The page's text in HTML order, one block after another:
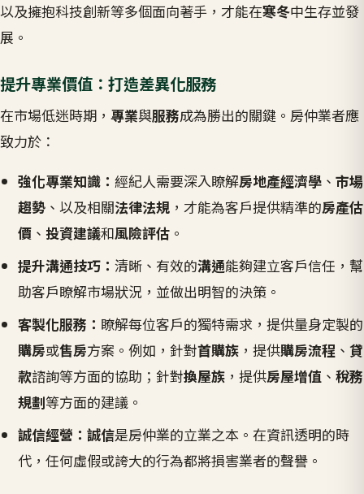
以及擁抱科技創新等多個面向著手，才能在寒冬中生存並發
展。
提升專業價值：打造差異化服務
在市場低迷時期， 專業與服務成為勝出的關鍵。房仲業者應
致力於：
強化專業知識：經紀人需要深入瞭解房地產經濟學 、市場
趨勢 、以及相關法律法規 ，才能為客戶提供精準的房產估
價 、投資建議和風險評估 。
提升溝通技巧：清晰、有效的溝通能夠建立客戶信任，幫
助客戶瞭解市場狀況，並做出明智的決策。
客製化服務： 瞭解每位客戶的獨特需求，提供量身定製的
購房或售房方案。例如，針對首購族 ，提供購房流程 、貸
款諮詢等方面的協助；針對換屋族 ，提供房屋增值 、稅務
規劃等方面的建議。
誠信經營：誠信是房仲業的立業之本。在資訊透明的時
代，任何虛假或誇大的行為都將損害業者的聲譽。